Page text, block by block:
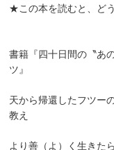
★この本を読むと、ど
書籍『四十日間の〝あ
ツ』
天から帰還したフツー
教え
より善（よ）く生きた